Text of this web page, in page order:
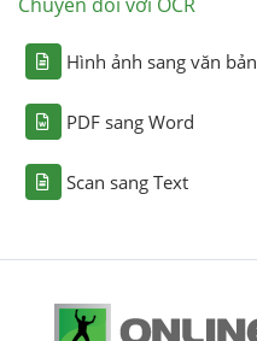
Chuyển đổi với OCR
Hình ảnh sang văn bản
PDF sang Word
Scan sang Text